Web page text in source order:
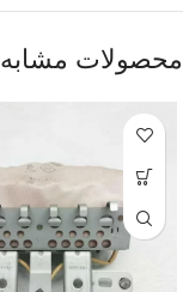
محصولات مشابه